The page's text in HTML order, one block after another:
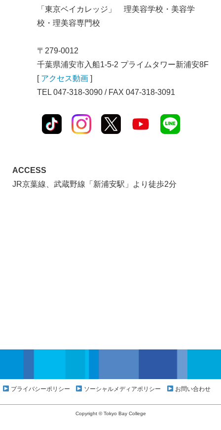
「東京ベイカレッジ」 理美容学校・美容学
校・理美容専門校
〒279-0012
千葉県浦安市入船1-5-2 プライムタワー新浦安8F
[ アクセス動画 ]
TEL 047-318-3090 / FAX 047-318-3091
ACCESS
JR京葉線、武蔵野線「新浦安駅」より徒歩2分
プライバシーポリシー ソーシャルメディアポリシー お問い合わせ
Copyright © Tokyo Bay College